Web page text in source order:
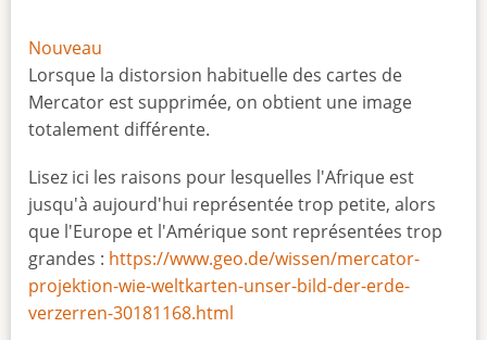
Nouveau
Lorsque la distorsion habituelle des cartes de
Mercator est supprimée, on obtient une image
totalement différente.
Lisez ici les raisons pour lesquelles l'Afrique est
jusqu'à aujourd'hui représentée trop petite, alors
que l'Europe et l'Amérique sont représentées trop
grandes : https://www.geo.de/wissen/mercator-
projektion-wie-weltkarten-unser-bild-der-erde-
verzerren-30181168.html